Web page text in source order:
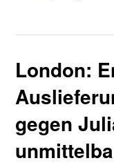
London:
gegen